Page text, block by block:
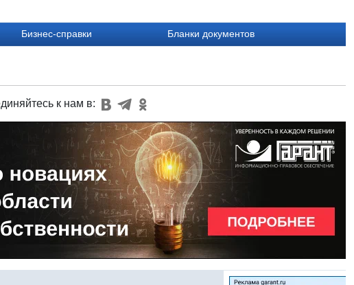
Бизнес-справки Бланки документов
к нам в: